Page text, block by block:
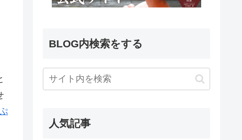
BLOG内検索をする
人気記事